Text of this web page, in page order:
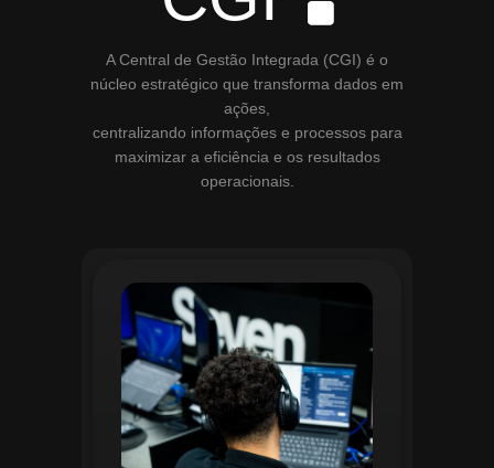
A Central de Gestão Integrada (CGI) é o
núcleo estratégico que transforma dados em
ações,
centralizando informações e processos para
maximizar a eficiência e os resultados
operacionais.
O planejamento dentro do CGI é
realizado por uma equipe
especializada que utiliza
ferramentas avançadas para
estruturar ordens de serviço, fluxos
de trabalho e parametrizações
operacionais. Essa etapa envolve a
análise detalhada de criticidade por
atividade, permitindo alocar
recursos de forma eficiente e